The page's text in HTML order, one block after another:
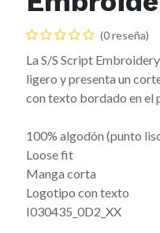
(0 reseña)
La S/S Script
ligero y presenta un
con texto bordado en el
100% algodón (punto
Loose fit
Manga corta
Logotipo con texto
I030435_0D2_XX